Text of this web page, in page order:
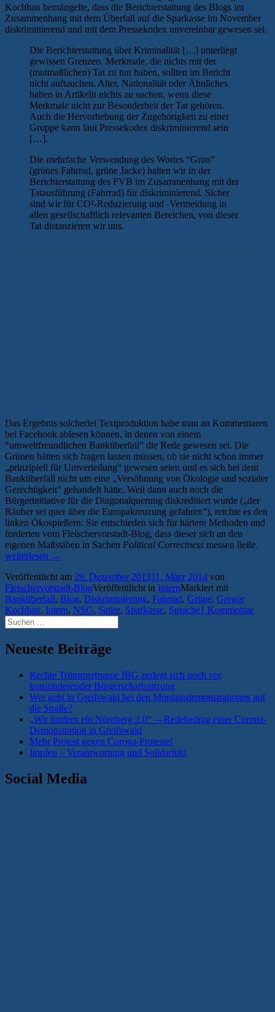
Kochhan bemängelte, dass die Berichterstattung des Blogs im
Zusammenhang mit dem Überfall auf die Sparkasse im November
diskriminierend und mit dem Pressekodex unvereinbar gewesen sei.
Die Berichterstattung über Kriminalität […] unterliegt
gewissen Grenzen. Merkmale, die nichts mit der
(mutmaßlichen) Tat zu tun haben, sollten im Bericht
nicht auftauchen. Alter, Nationalität oder Ähnliches
haben in Artikeln nichts zu suchen, wenn diese
Merkmale nicht zur Besonderheit der Tat gehören.
Auch die Hervorhebung der Zugehörigkeit zu einer
Gruppe kann laut Pressekodex diskriminierend sein
[…].
Die mehrfache Verwendung des Wortes “Grün”
(grünes Fahrrad, grüne Jacke) halten wir in der
Berichterstattung des FVB im Zusammenhang mit der
Tatausführung (Fahrrad) für diskriminierend. Sicher
sind wir für CO²-Reduzierung und -Vermeidung in
allen gesellschaftlich relevanten Bereichen, von dieser
Tat distanzieren wir uns.
Das Ergebnis solcherlei Textproduktion habe man an Kommentaren
bei Facebook ablesen können, in denen von einem
“umweltfreundlichen Banküberfall” die Rede gewesen sei. Die
Grünen hätten sich fragen lassen müssen, ob sie nicht schon immer
„prinzipiell für Umverteilung“ gewesen seien und es sich bei dem
Banküberfall nicht um eine „Versöhnung von Ökologie und sozialer
Gerechtigkeit“ gehandelt hätte. Weil dann auch noch die
Bürgerinitiative für die Diagonalquerung diskreditiert wurde („der
Räuber sei quer über die Europakreuzung gefahren“), reichte es den
linken Ökospießern: Sie entschieden sich für härtere Methoden und
forderten vom Fleischervorstadt-Blog, dass dieser sich an den
eigenen Maßstäben in Sachen Political Correctness messen ließe.
weiterlesen →
Veröffentlicht am 29. Dezember 201311. März 2014 von
Fleischervorstadt-BlogVeröffentlicht in InternMarkiert mit
Banküberfall, Blog, Diskriminierung, Fahrrad, Grüne, Gregor
Kochhan, Intern, NSG, Satire, Sparkasse, Sprache1 Kommentar
Suchen
nach:
Neueste Beiträge
Rechte Trümmertruppe IBG zerlegt sich noch vor
konstituierender Bürgerschaftssitzung
Wer geht in Greifswald bei den Montagsdemonstrationen auf
die Straße?
„Wir fordern ein Nürnberg 2.0“ —Redebeitrag einer Corona-
Demonstration in Greifswald
Mehr Protest gegen Corona-Proteste!
Impfen – Verantwortung und Solidarität!
Social Media